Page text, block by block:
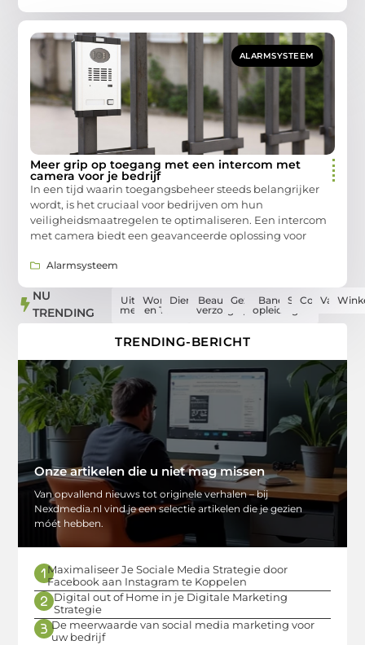
NU
TRENDING
Uit de
media
Woning
en Tuin
Dienstverlening
Beauty en
verzorging
Gezondheid
Banen en
opleidingen
SportComputers
Vakantie
ALARMSYSTEEM
Meer grip op toegang met een intercom met
camera voor je bedrijf
In een tijd waarin toegangsbeheer steeds belangrijker
wordt, is het cruciaal voor bedrijven om hun
veiligheidsmaatregelen te optimaliseren. Een intercom
met camera biedt een geavanceerde oplossing voor
Alarmsysteem
TRENDING-BERICHT
Onze artikelen die u niet mag missen
Van opvallend nieuws tot originele verhalen – bij
Nexdmedia.nl vind je een selectie artikelen die je gezien
móét hebben.
Maximaliseer Je Sociale Media Strategie door
Facebook aan Instagram te Koppelen
Digital out of Home in je Digitale Marketing
Strategie
De meerwaarde van social media marketing voor
uw bedrijf